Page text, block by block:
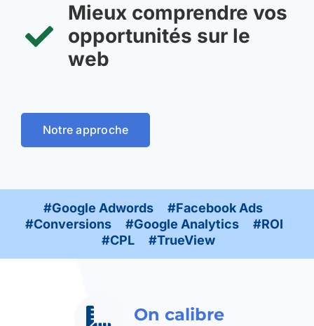
Mieux comprendre vos
opportunités sur le
web
Notre approche
#Google Adwords #Facebook Ads
#Conversions #Google Analytics #ROI
#CPL #TrueView
On calibre